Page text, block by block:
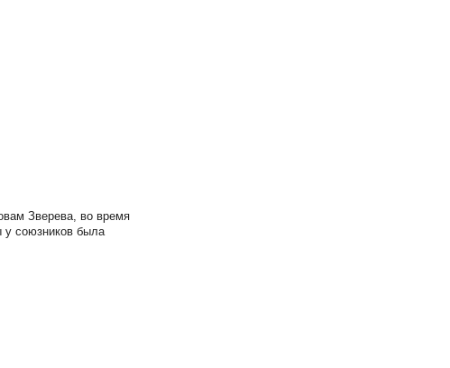
Зверева, во время
у союзников была